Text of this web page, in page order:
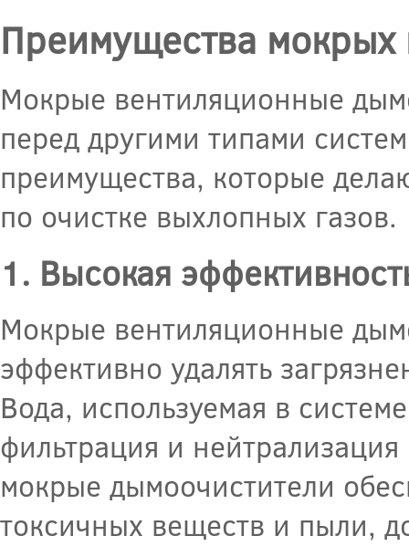
Преимущества мокрых
Мокрые вентиляционные
перед другими типами
преимущества, которые
по очистке выхлопных газов.
1. Высокая
Мокрые вентиляционные
эффективно удалять
Вода, используемая в
фильтрация и
мокрые дымоочистители
токсичных веществ и пыли,